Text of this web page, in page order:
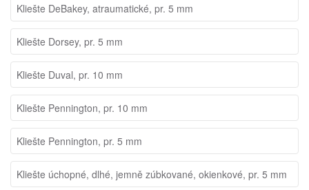
Kliešte DeBakey, atraumatické, pr. 5 mm
Kliešte Dorsey, pr. 5 mm
Kliešte Duval, pr. 10 mm
Kliešte Pennington, pr. 10 mm
Kliešte Pennington, pr. 5 mm
Kliešte úchopné, dlhé, jemně zúbkované, okienkové, pr. 5 mm